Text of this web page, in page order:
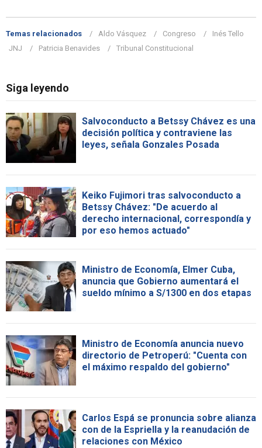
Temas relacionados Aldo Vásquez Congreso
Inés Tello
JNJ
Patricia Benavides Tribunal Constitucional
Siga leyendo
Salvoconducto a Betssy Chávez es una
decisión política y contraviene las
leyes, señala Gonzales Posada
Keiko Fujimori tras salvoconducto a
Betssy Chávez: "De acuerdo al
derecho internacional, correspondía y
por eso hemos actuado"
Ministro de Economía, Elmer Cuba,
anuncia que Gobierno aumentará el
sueldo mínimo a S/1300 en dos etapas
Ministro de Economía anuncia nuevo
directorio de Petroperú: "Cuenta con
el máximo respaldo del gobierno"
Carlos Espá se pronuncia sobre alianza
con de la Espriella y la reanudación de
relaciones con México